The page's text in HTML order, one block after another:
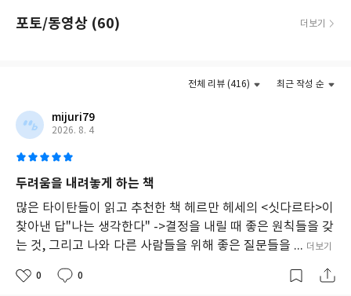
열에 올랐다.
력’을 갖춘 그들을 팀 페리스는 거인이라는 뜻의 ‘타이탄(titan)’이
표에 어떤 방법으로 접근해야 할지에 대한 가장 지혜로운 길라잡이
가 되어준다. 따라서 이 책의 독자들은 자기 삶의 가장 큰 터닝포인
트와 혁신을 만들어낼 수 있는 놀라운 계획들을 만나게 될 것이다.
자신의 가장 큰 가능성을 통해 또 한 명의 ‘타이탄’으로 성장할 수 있
통
지
를
지
는
책
이
다.
위
대
인
포토/동영상 (60) 더보기
전체 리뷰 (416) 최근 작성 순
mijuri79
2026. 8. 4
두려움을 내려놓게 하는 책
많은 타이탄들이 읽고 추천한 책 헤르만 헤세의 <싯다르타>이
찾아낸 답"나는 생각한다" ->결정을 내릴 때 좋은 원칙들을 갖
는 것, 그리고 나와 다른 사람들을 위해 좋은 질문들을 ... 더보기
0 0